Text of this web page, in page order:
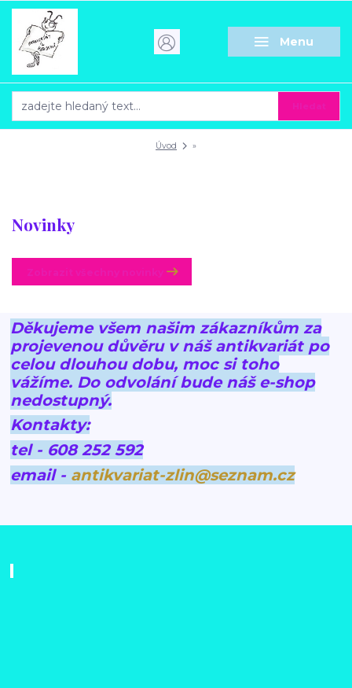
Menu
Úvod »
Novinky
Děkujeme všem našim zákazníkům za
projevenou důvěru v náš antikvariát po
celou dlouhou dobu, moc si toho
vážíme. Do odvolání bude náš e-shop
nedostupný.
Kontakty:
tel - 608 252 592
email - antikvariat-zlin@seznam.cz